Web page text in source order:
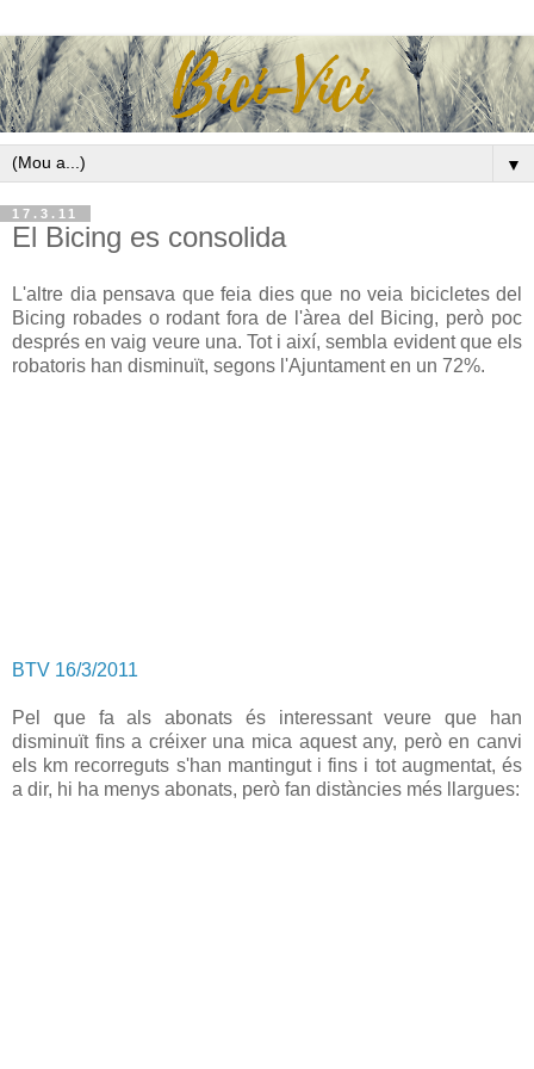
▼
17.3.11
El Bicing es consolida
L'altre dia pensava que feia dies que no veia bicicletes del
Bicing robades o rodant fora de l'àrea del Bicing, però poc
després en vaig veure una. Tot i així, sembla evident que els
robatoris han disminuït, segons l'Ajuntament en un 72%.
BTV 16/3/2011
Pel que fa als abonats és interessant veure que han
disminuït fins a créixer una mica aquest any, però en canvi
els km recorreguts s'han mantingut i fins i tot augmentat, és
a dir, hi ha menys abonats, però fan distàncies més llargues: